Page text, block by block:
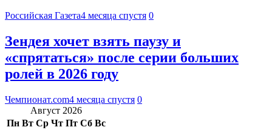
Российская Газета4 месяца спустя 0
Зендея хочет взять паузу и
«спрятаться» после серии больших
ролей в 2026 году
Чемпионат.com4 месяца спустя 0
Август 2026
Пн Вт Ср Чт Пт Сб Вс